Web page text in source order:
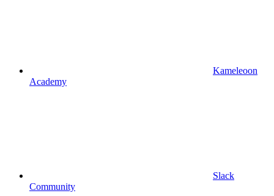
Kameleoon
Academy
Slack
Community